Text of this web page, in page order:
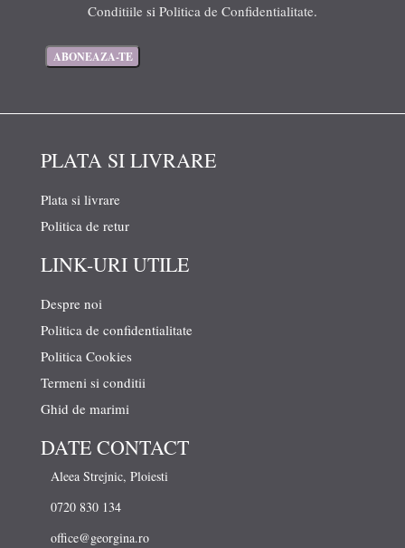
Conditiile si Politica de Confidentialitate.
PLATA SI LIVRARE
Plata si livrare
Politica de retur
LINK-URI UTILE
Despre noi
Politica de confidentialitate
Politica Cookies
Termeni si conditii
Ghid de marimi
DATE CONTACT
Aleea Strejnic, Ploiesti
0720 830 134
office@georgina.ro